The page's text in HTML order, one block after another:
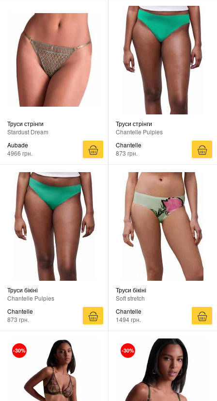
Труси стрінги
Stardust Dream
Aubade
4966 грн.
Труси стрінги
Chantelle Pulpies
Chantelle
873 грн.
Труси бікіні
Chantelle Pulpies
Chantelle
873 грн.
Труси бікіні
Soft stretch
Chantelle
1494 грн.
-30% -30%